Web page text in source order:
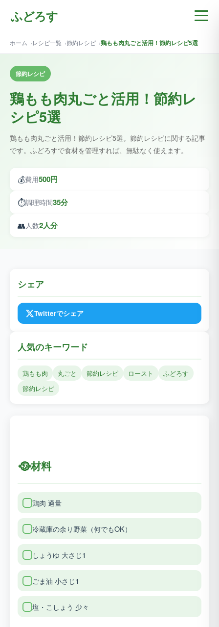
ふどろす
ホーム レシピ一覧 節約レシピ 鶏もも肉丸ごと活用！節約レシピ5選
節約レシピ
鶏もも肉丸ごと活用！節約レ
シピ5選
鶏もも肉丸ごと活用！節約レシピ5選。節約レシピに関する記事
です。ふどろすで食材を管理すれば、無駄なく使えます。
💰費用500円
⏱️調理時間35分
👥人数2人分
🥘材料
鶏肉 適量
冷蔵庫の余り野菜（何でもOK）
しょうゆ 大さじ1
ごま油 小さじ1
塩・こしょう 少々
シェア
Twitterでシェア
人気のキーワード
鶏もも肉 丸ごと 節約レシピ ロースト
ふどろす
節約レシピ